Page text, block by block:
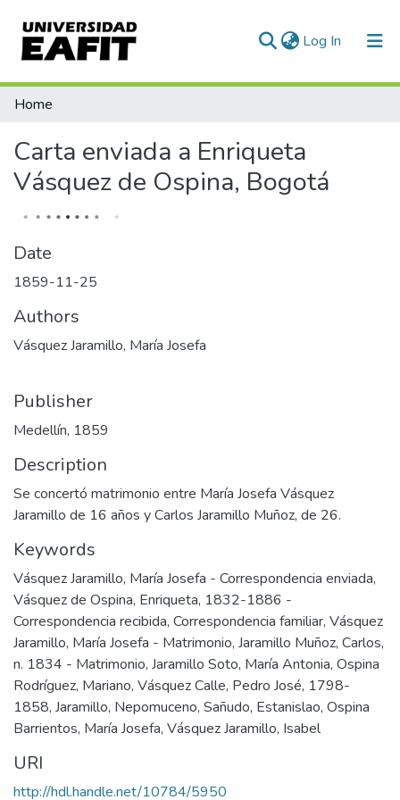
Log In (current)
Communities & Collections
Statistics
Home
Carta enviada a Enriqueta
Vásquez de Ospina, Bogotá
Date
1859-11-25
Authors
Vásquez Jaramillo, María Josefa
Publisher
Medellín, 1859
Description
Se concertó matrimonio entre María Josefa Vásquez
Jaramillo de 16 años y Carlos Jaramillo Muñoz, de 26.
Keywords
Vásquez Jaramillo, María Josefa - Correspondencia enviada,
Vásquez de Ospina, Enriqueta, 1832-1886 -
Correspondencia recibida, Correspondencia familiar, Vásquez
Jaramillo, María Josefa - Matrimonio, Jaramillo Muñoz, Carlos,
n. 1834 - Matrimonio, Jaramillo Soto, María Antonia, Ospina
Rodríguez, Mariano, Vásquez Calle, Pedro José, 1798-
1858, Jaramillo, Nepomuceno, Sañudo, Estanislao, Ospina
Barrientos, María Josefa, Vásquez Jaramillo, Isabel
URI
http://hdl.handle.net/10784/5950